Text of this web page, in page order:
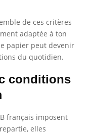
de ces critères
adaptée à ton
papier peut devenir
du quotidien.
conditions
français imposent
elles